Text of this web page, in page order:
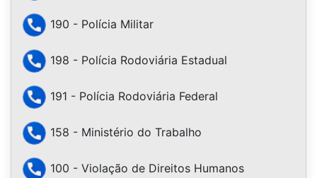
190 - Polícia Militar
198 - Polícia Rodoviária Estadual
191 - Polícia Rodoviária Federal
158 - Ministério do Trabalho
100 - Violação de Direitos Humanos